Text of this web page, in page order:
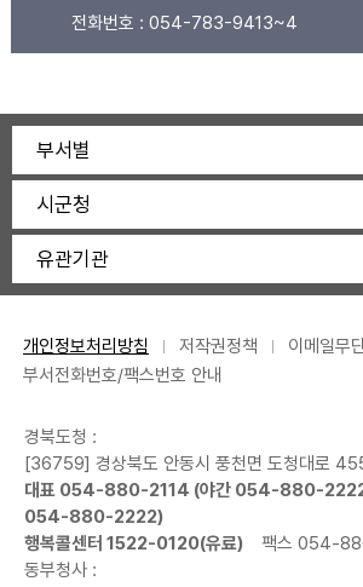
전화번호 : 054-783-9413~4
부서별
시군청
유관기관
개인정보처리방침 저작권정책
이메일무
부서전화번호/팩스번호 안내
경북도청 :
[36759] 경상북도 안동시 풍천면 도청대로
대표 054-880-2114 (야간 054-880-
054-880-2222)
행복콜센터 1522-0120(유료)
팩스 054-
동부청사 :